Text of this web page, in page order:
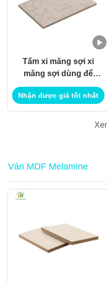
Tấm xi măng sợi xi
măng sợi dùng để
trang trí nội ngoại thất
Nhận được giá tốt nhất
Ván MDF Melamine